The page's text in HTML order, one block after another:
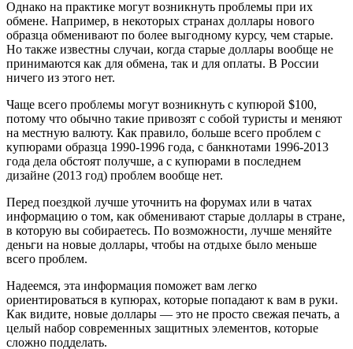
Однако на практикe могут возникнуть проблемы при их
обмене. Например, в некоторых странах доллары нового
образца обменивают по более выгодному курсу, чем старые.
Но также известны случаи, когда старые доллары вообще не
принимаются как для обмена, так и для оплаты. В России
ничего из этого нет.
Чащe всего проблемы могут возникнуть с купюрой $100,
потому что обычно такие привозят с собой туристы и меняют
на местную валюту. Как правило, больше всего проблем с
купюрами образца 1990-1996 года, с банкнотами 1996-2013
года дела обстоят получше, а с купюрами в последнем
дизайне (2013 год) проблем вообще нет.
Пeред поездкой лучше уточнить на форумах или в чатах
информацию о том, как обменивают старые доллары в стране,
в которую вы собираетесь. По возможности, лучше меняйте
деньги на новые доллары, чтобы на отдыхе было меньше
всего проблем.
Нaдеемся, эта информация поможет вам легко
ориентироваться в купюрах, которые попадают к вам в руки.
Как видите, новые доллары — это не просто свежая печать, а
целый набор современных защитных элементов, которые
сложно подделать.